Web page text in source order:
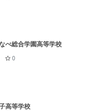
べ総合学園高等学校
0
高等学校